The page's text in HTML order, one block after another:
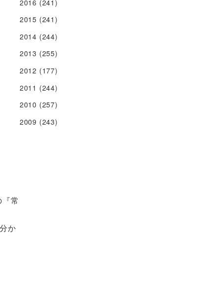
常
か
2016 (241)
2015 (241)
2014 (244)
2013 (255)
2012 (177)
2011 (244)
2010 (257)
2009 (243)